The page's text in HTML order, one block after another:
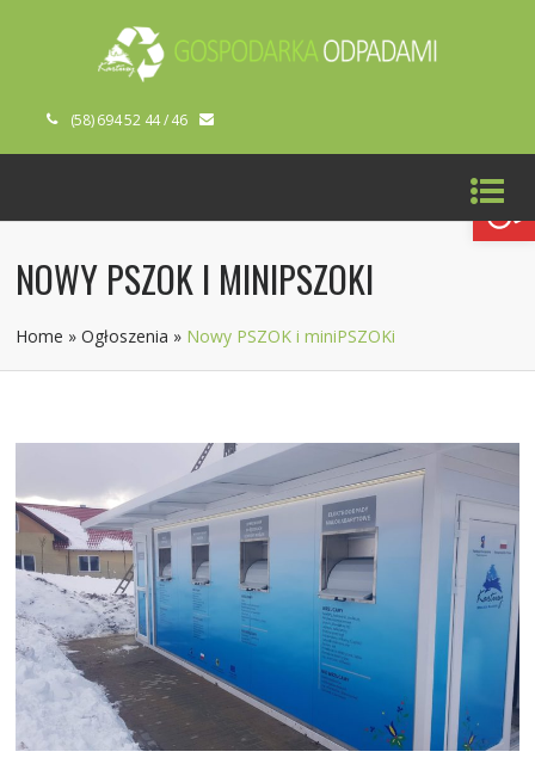
Open toolbar
(58) 694 52 44 / 46
NOWY PSZOK I MINIPSZOKI
Home »Ogłoszenia » Nowy PSZOK i miniPSZOKi